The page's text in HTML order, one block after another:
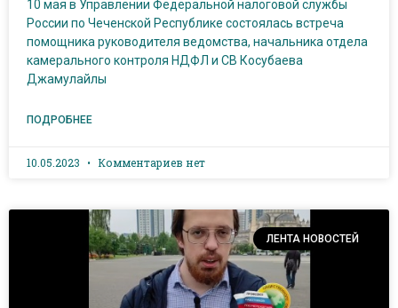
10 мая в Управлении Федеральной налоговой службы
России по Чеченской Республике состоялась встреча
помощника руководителя ведомства, начальника отдела
камерального контроля НДФЛ и СВ Косубаева
Джамулайлы
ПОДРОБНЕЕ
10.05.2023 Комментариев нет
ЛЕНТА НОВОСТЕЙ